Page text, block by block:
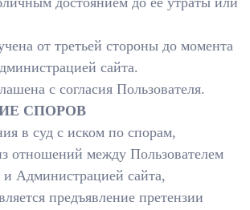
от третьей стороны до момента
сайта.
с согласия Пользователя.
СПОРОВ
в суд с иском по спорам,
отношений между Пользователем
Администрацией сайта,
предъявление претензии